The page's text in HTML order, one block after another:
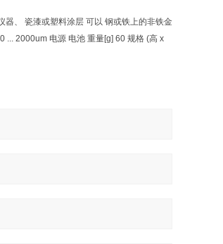
器、 瓷漆或塑料涂层 可以 钢或铁上的非铁金
... 2000um 电源 电池 重量[g] 60 规格 (高 x